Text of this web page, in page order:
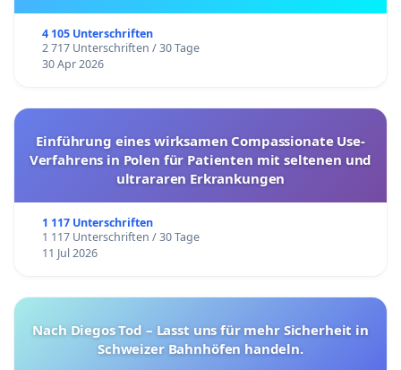
4 105 Unterschriften
2 717 Unterschriften / 30 Tage
30 Apr 2026
Einführung eines wirksamen Compassionate Use-
Verfahrens in Polen für Patienten mit seltenen und
ultrararen Erkrankungen
1 117 Unterschriften
1 117 Unterschriften / 30 Tage
11 Jul 2026
Nach Diegos Tod – Lasst uns für mehr Sicherheit in
Schweizer Bahnhöfen handeln.